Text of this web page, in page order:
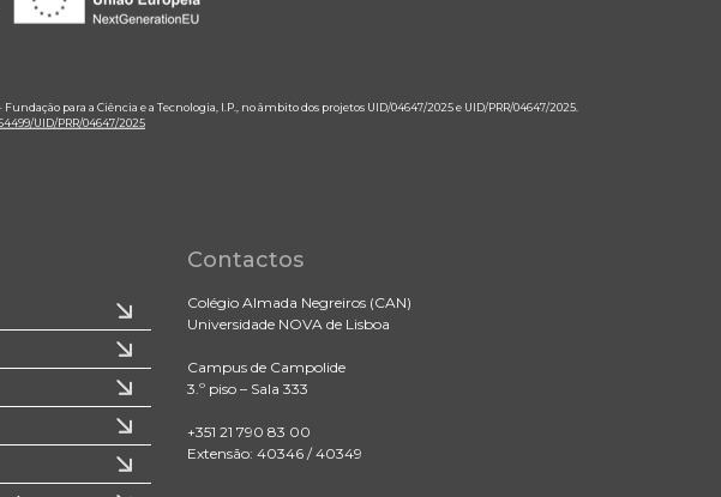
para a Ciência e a Tecnologia, I.P., no âmbito dos projetos UID/04647/2025 e UID/PRR/04647/2025.
UID/PRR/04647/2025
Contactos
Colégio Almada Negreiros (CAN)
Universidade NOVA de Lisboa
Campus de Campolide
3.º piso – Sala 333
+351 21 790 83 00
Extensão: 40346 / 40349